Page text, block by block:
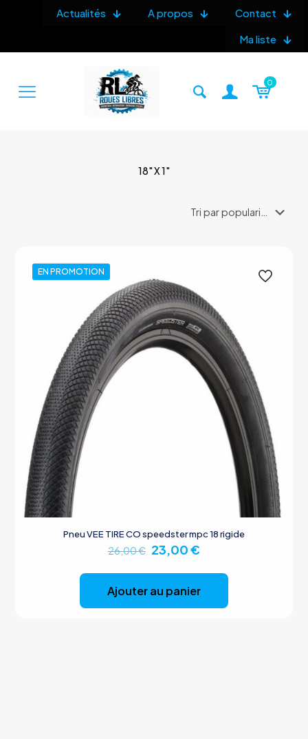
Actualités A propos
Contact
Ma liste
0
18" X 1"
EN PROMOTION
Pneu VEE TIRE CO speedster mpc 18 rigide
26,00€ Le
prix
initial
était :
26,00 €.
23,00€
actuel
est :
23,00 €.
Ajouter au panier